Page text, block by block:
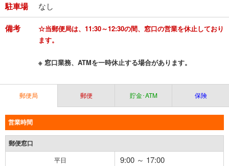
駐車場 なし
備考
☆当郵便局は、11:30～12:30の間、窓口の営業を休止しており
ます。
※ 窓口業務、ATMを一時休止する場合があります。
郵便局 郵便 貯金･ATM 保険
営業時間
郵便窓口
平日 9:00 ～ 17:00